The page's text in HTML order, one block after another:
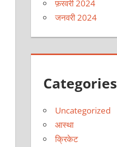
फ़रवरी 2024
जनवरी 2024
Categories
Uncategorized
आस्था
क्रिकेट